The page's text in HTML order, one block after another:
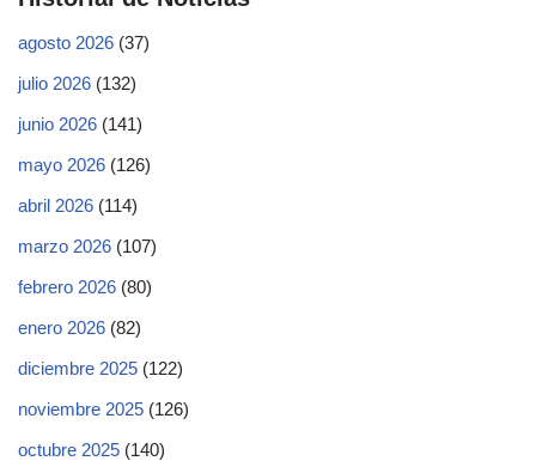
agosto 2026 (37)
julio 2026 (132)
junio 2026 (141)
mayo 2026 (126)
abril 2026 (114)
marzo 2026 (107)
febrero 2026 (80)
enero 2026 (82)
diciembre 2025 (122)
noviembre 2025 (126)
octubre 2025 (140)